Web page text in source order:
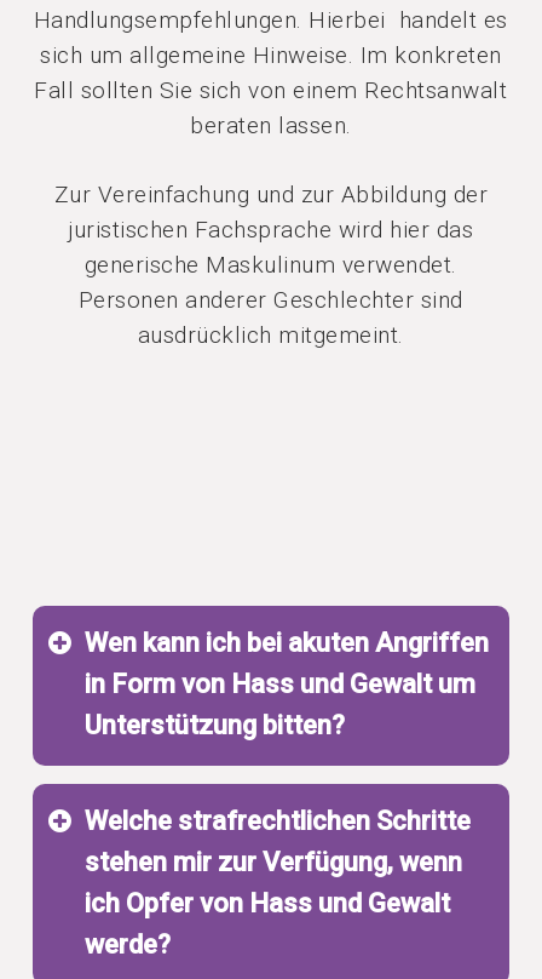
Handlungsempfehlungen. Hierbei handelt es
sich um allgemeine Hinweise. Im konkreten
Fall sollten Sie sich von einem Rechtsanwalt
beraten lassen.
Zur Vereinfachung und zur Abbildung der
juristischen Fachsprache wird hier das
generische Maskulinum verwendet.
Personen anderer Geschlechter sind
ausdrücklich mitgemeint.
Wen kann ich bei akuten Angriffen
in Form von Hass und Gewalt um
Unterstützung bitten?
Welche strafrechtlichen Schritte
stehen mir zur Verfügung, wenn
ich Opfer von Hass und Gewalt
werde?